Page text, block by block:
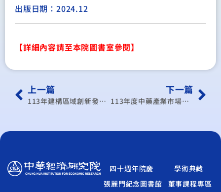
出版日期：2024.12
【詳細內容請至本院圖書室參閱】
上一篇
113年建構區域創新發展策略
下一篇
113年度中藥產業市場產值推估及多元提升策略計劃
四十週年院慶
學術典藏
張麗門紀念圖書館
董事課程專區